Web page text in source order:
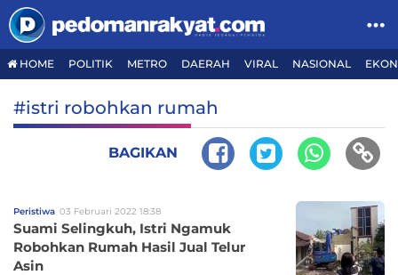
HOME POLITIK METRO DAERAH VIRAL NASIONAL
#istri robohkan rumah
BAGIKAN
Peristiwa 03 Februari 2022 18:38
Suami Selingkuh, Istri Ngamuk
Robohkan Rumah Hasil Jual Telur
Asin